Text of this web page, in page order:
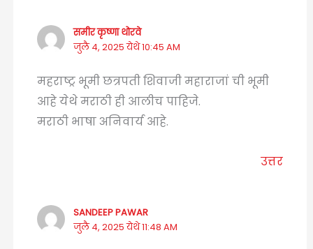
समीर कृष्णा थोरवे
जुलै 4, 2025 येथे 10:45 AM
महराष्ट्र भूमी छत्रपती शिवाजी महाराजां ची भूमी
आहे येथे मराठी ही आलीच पाहिजे.
मराठी भाषा अनिवार्य आहे.
उत्तर
SANDEEP PAWAR
जुलै 4, 2025 येथे 11:48 AM